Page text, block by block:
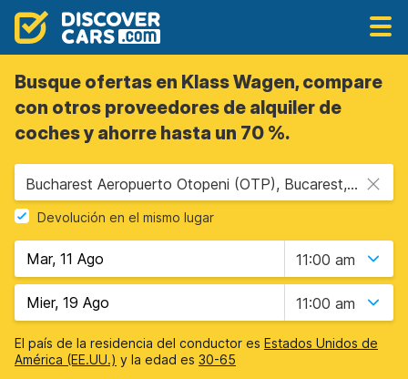
Busque ofertas en Klass Wagen, compare
con otros proveedores de alquiler de
coches y ahorre hasta un 70 %.
Bucharest Aeropuerto Otopeni (OTP), Bucarest, Rumania
Devolución en el mismo lugar
11:00 am
11:00 am
El país de la residencia del conductor es Estados Unidos de
América (EE.UU.) y la edad es 30-65